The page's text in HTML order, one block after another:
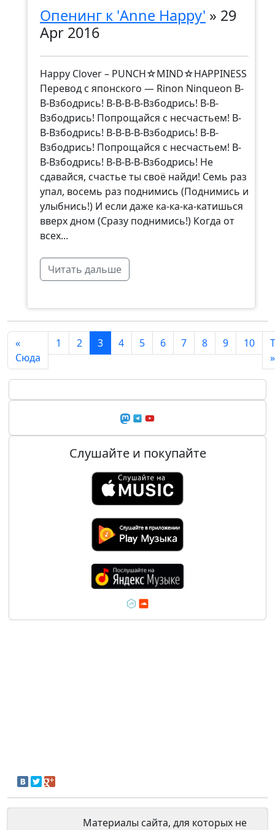
Опенинг к 'Anne Happy' » 29
Apr 2016
Happy Clover – PUNCH☆MIND☆HAPPINESS
Перевод с японского — Rinon Ninqueon В-
В-Взбодрись! В-В-В-В-Взбодрись! В-В-
Взбодрись! Попрощайся с несчастьем! В-
В-Взбодрись! В-В-В-В-Взбодрись! В-В-
Взбодрись! Попрощайся с несчастьем! В-
В-Взбодрись! В-В-В-В-Взбодрись! Не
сдавайся, счастье ты своё найди! Семь раз
упал, восемь раз поднимись (Поднимись и
улыбнись!) И если даже ка-ка-ка-катишься
вверх дном (Сразу поднимись!) Когда от
всех...
Читать дальше
«
Сюда
1 2 3 4 5 6 7 8 9 10
»
Слушайте и покупайте
Материалы сайта, для которых не